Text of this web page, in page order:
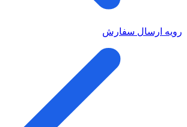
رویه ارسال سفارش